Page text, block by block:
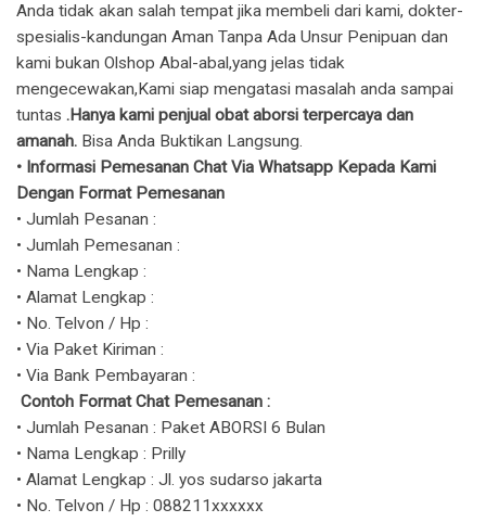
Anda tidak akan salah tempat jika membeli dari kami, dokter-
spesialis-kandungan Aman Tanpa Ada Unsur Penipuan dan
kami bukan Olshop Abal-abal,yang jelas tidak
mengecewakan,Kami siap mengatasi masalah anda sampai
tuntas .Hanya kami penjual obat aborsi terpercaya dan
amanah. Bisa Anda Buktikan Langsung.
​• Informasi Pemesanan Chat Via Whatsapp Kepada Kami
Dengan Format Pemesanan
• Jumlah Pesanan :
• Jumlah Pemesanan :
• Nama Lengkap :
• Alamat Lengkap :
• No. Telvon / Hp :
• Via Paket Kiriman :
• Via Bank Pembayaran :
Contoh Format Chat Pemesanan :
• Jumlah Pesanan : Paket ABORSI 6 Bulan
• Nama Lengkap : Prilly
• Alamat Lengkap : Jl. yos sudarso jakarta
• No. Telvon / Hp : 088211xxxxxx